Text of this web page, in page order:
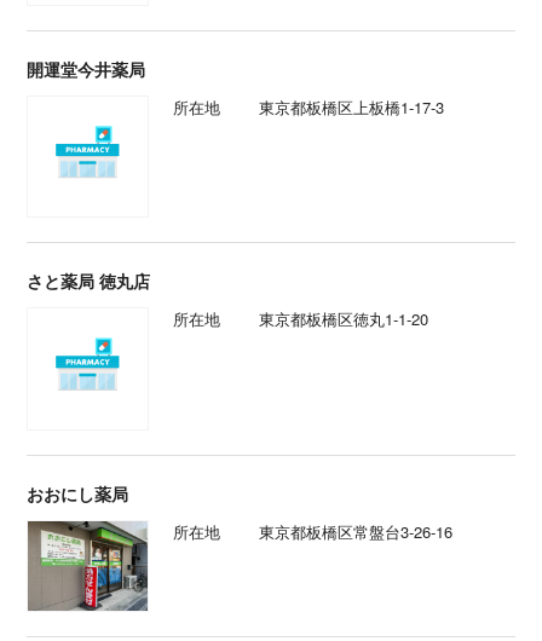
開運堂今井薬局
所在地 東京都板橋区上板橋1-17-3
さと薬局 徳丸店
所在地 東京都板橋区徳丸1-1-20
おおにし薬局
所在地 東京都板橋区常盤台3-26-16